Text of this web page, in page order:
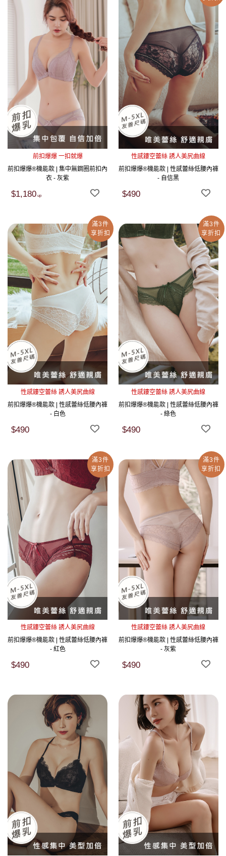
前扣爆爆 一扣就爆
前扣爆爆®機能款 | 集中無鋼圈前扣內
衣 - 灰紫
$1,180
性感鏤空蕾絲 誘人美尻曲線
前扣爆爆®機能款 | 性感蕾絲低腰內褲
- 自信黑
$490
滿3件
享折扣
性感鏤空蕾絲 誘人美尻曲線
前扣爆爆®機能款 | 性感蕾絲低腰內褲
- 白色
$490
滿3件
享折扣
性感鏤空蕾絲 誘人美尻曲線
前扣爆爆®機能款 | 性感蕾絲低腰內褲
- 綠色
$490
滿3件
享折扣
性感鏤空蕾絲 誘人美尻曲線
前扣爆爆®機能款 | 性感蕾絲低腰內褲
- 紅色
$490
滿3件
享折扣
性感鏤空蕾絲 誘人美尻曲線
前扣爆爆®機能款 | 性感蕾絲低腰內褲
- 灰紫
$490